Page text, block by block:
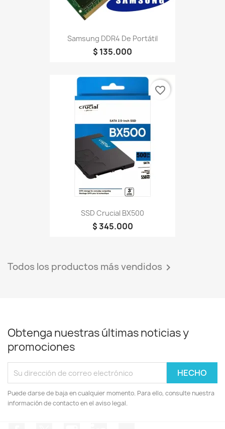
Samsung DDR4 De Portátil
$ 135.000
SSD Crucial BX500
$ 345.000
favorite_border
Todos los productos más vendidos 
Obtenga nuestras últimas noticias y
promociones
Puede darse de baja en cualquier momento. Para ello, consulte nuestra
información de contacto en el aviso legal.